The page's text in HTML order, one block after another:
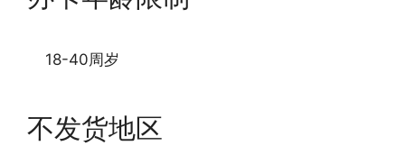
18-40周岁
不发货地区